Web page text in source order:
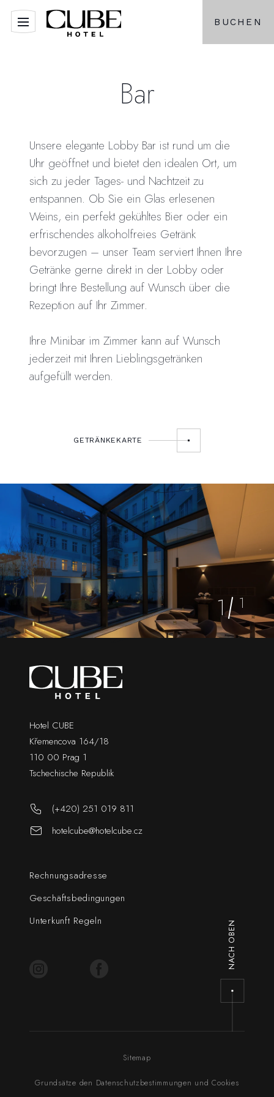
BUCHEN
Bar
Unsere elegante Lobby Bar ist rund um die
Uhr geöffnet und bietet den idealen Ort, um
sich zu jeder Tages- und Nachtzeit zu
entspannen. Ob Sie ein Glas erlesenen
Weins, ein perfekt gekühltes Bier oder ein
erfrischendes alkoholfreies Getränk
bevorzugen – unser Team serviert Ihnen Ihre
Getränke gerne direkt in der Lobby oder
bringt Ihre Bestellung auf Wunsch über die
Rezeption auf Ihr Zimmer.
Ihre Minibar im Zimmer kann auf Wunsch
jederzeit mit Ihren Lieblingsgetränken
aufgefüllt werden.
GETRÄNKEKARTE
1 1
Hotel CUBE
Křemencova 164/18
110 00 Prag 1
Tschechische Republik
(+420) 251 019 811
hotelcube@hotelcube.cz
Rechnungsadresse
Geschäftsbedingungen
Unterkunft Regeln
NACH OBEN
Sitemap
Grundsätze den Datenschutzbestimmungen und Cookies